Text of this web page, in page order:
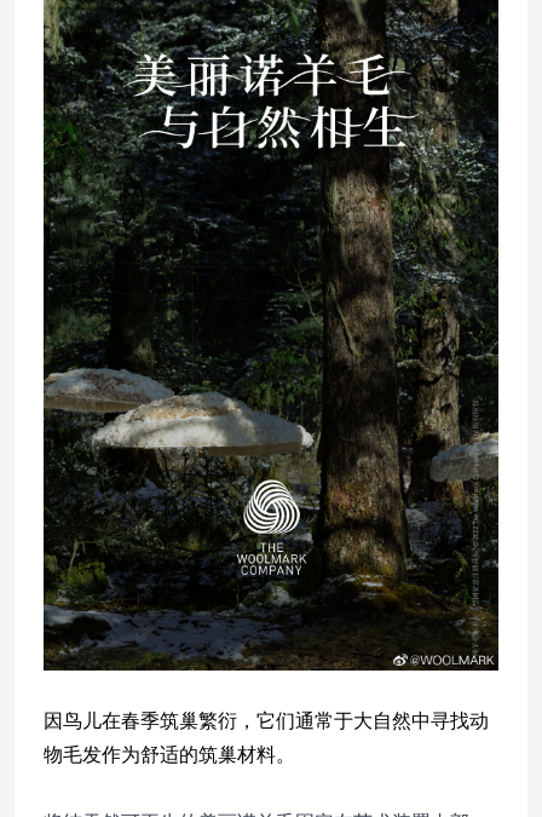
因鸟儿在春季筑巢繁衍，它们通常于大自然中寻找动
物毛发作为舒适的筑巢材料。